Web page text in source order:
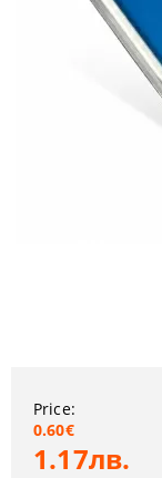
Price:
0.60€
1.17лв.